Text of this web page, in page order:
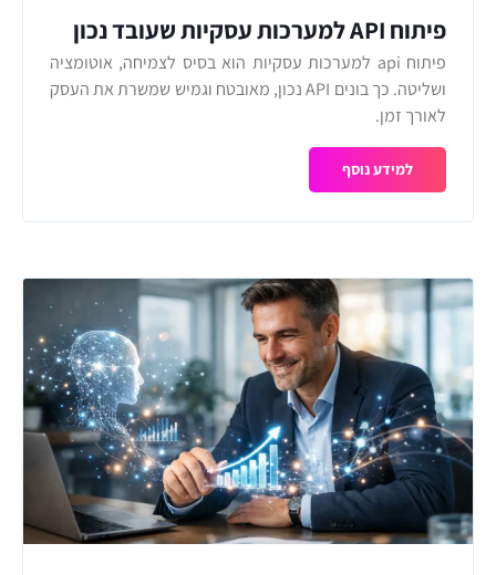
פיתוח API למערכות עסקיות שעובד נכון
פיתוח api למערכות עסקיות הוא בסיס לצמיחה, אוטומציה
ושליטה. כך בונים API נכון, מאובטח וגמיש שמשרת את העסק
לאורך זמן.
למידע נוסף